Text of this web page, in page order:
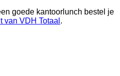
goede kantoorlunch bestel je
van VDH Totaal .